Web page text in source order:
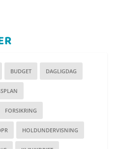
BUDGET DAGLIGDAG
FORSIKRING
HOLDUNDERVISNING